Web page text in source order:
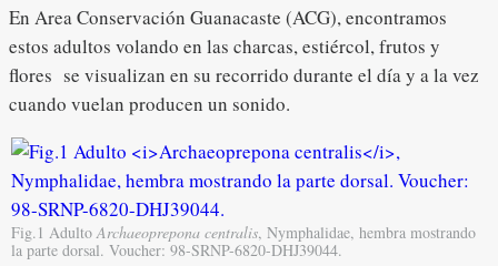
En Area Conservación Guanacaste (ACG), encontramos
estos adultos volando en las charcas, estiércol, frutos y
flores se visualizan en su recorrido durante el día y a la vez
cuando vuelan producen un sonido.
Fig.1 AdultoArchaeoprepona centralis, Nymphalidae, hembra mostrando
la parte dorsal. Voucher: 98-SRNP-6820-DHJ39044.